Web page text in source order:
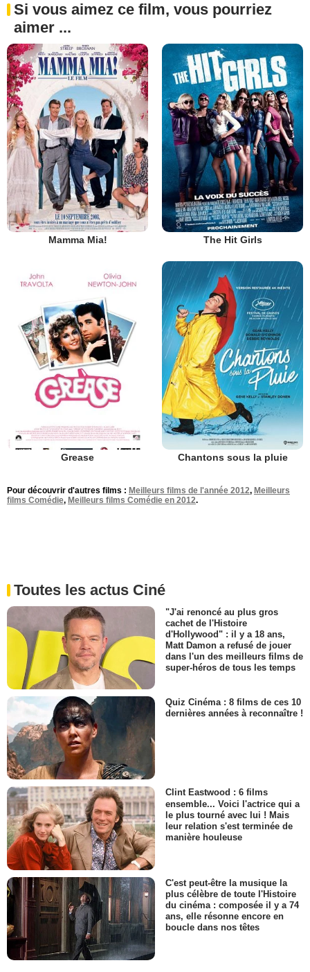
Si vous aimez ce film, vous pourriez
aimer ...
Mamma Mia! The Hit Girls
Grease Chantons sous la pluie
Pour découvrir d'autres films : Meilleurs films de l'année 2012, Meilleurs
films Comédie, Meilleurs films Comédie en 2012.
Toutes les actus Ciné
"J'ai renoncé au plus gros
cachet de l'Histoire
d'Hollywood" : il y a 18 ans,
Matt Damon a refusé de jouer
dans l'un des meilleurs films de
super-héros de tous les temps
Quiz Cinéma : 8 films de ces 10
dernières années à reconnaître !
Clint Eastwood : 6 films
ensemble... Voici l'actrice qui a
le plus tourné avec lui ! Mais
leur relation s'est terminée de
manière houleuse
C'est peut-être la musique la
plus célèbre de toute l'Histoire
du cinéma : composée il y a 74
ans, elle résonne encore en
boucle dans nos têtes